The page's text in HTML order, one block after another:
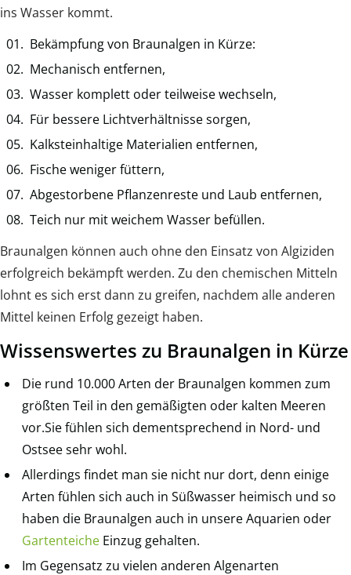
ins Wasser kommt.
Bekämpfung von Braunalgen in Kürze:
Mechanisch entfernen,
Wasser komplett oder teilweise wechseln,
Für bessere Lichtverhältnisse sorgen,
Kalksteinhaltige Materialien entfernen,
Fische weniger füttern,
Abgestorbene Pflanzenreste und Laub entfernen,
Teich nur mit weichem Wasser befüllen.
Braunalgen können auch ohne den Einsatz von Algiziden
erfolgreich bekämpft werden. Zu den chemischen Mitteln
lohnt es sich erst dann zu greifen, nachdem alle anderen
Mittel keinen Erfolg gezeigt haben.
Wissenswertes zu Braunalgen in Kürze
Die rund 10.000 Arten der Braunalgen kommen zum
größten Teil in den gemäßigten oder kalten Meeren
vor.Sie fühlen sich dementsprechend in Nord- und
Ostsee sehr wohl.
Allerdings findet man sie nicht nur dort, denn einige
Arten fühlen sich auch in Süßwasser heimisch und so
haben die Braunalgen auch in unsere Aquarien oder
Gartenteiche Einzug gehalten.
Im Gegensatz zu vielen anderen Algenarten